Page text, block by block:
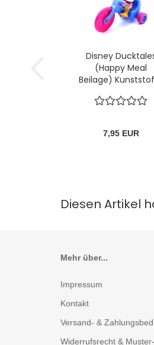
Disney
(Happy Meal
Beilage)
7,95 EUR
Diesen Artikel
Mehr über...
Impressum
Kontakt
Versand- &
Widerrufsrecht & Muster-